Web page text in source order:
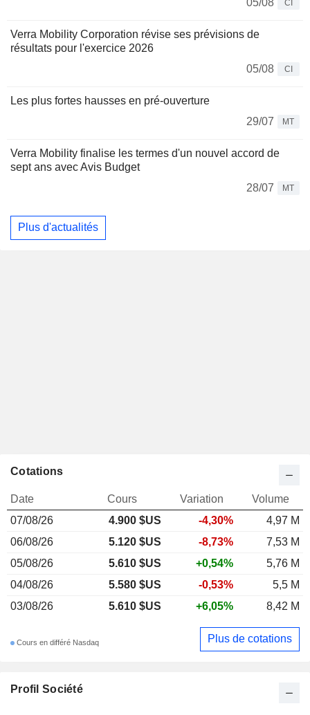
CI
Verra Mobility Corporation révise ses prévisions de
résultats pour l'exercice 2026
05/08
CI
Les plus fortes hausses en pré-ouverture
29/07
MT
Verra Mobility finalise les termes d'un nouvel accord de
sept ans avec Avis Budget
28/07
MT
Plus d'actualités
Profil Société
Cotations
Date Cours Variation
Volume
07/08/26
4.900 $US -4,30%
4,97 M
06/08/26
5.120 $US -8,73%
7,53 M
05/08/26
5.610 $US +0,54%
5,76 M
04/08/26
5.580 $US -0,53%
5,5 M
03/08/26
5.610 $US +6,05% 8,42 M
Cours en différé Nasdaq Plus de cotations